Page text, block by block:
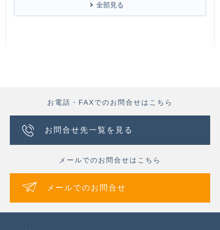
全部見る
お電話・FAXでのお問合せはこちら
お問合せ先一覧を見る
メールでのお問合せはこちら
メールでのお問合せ